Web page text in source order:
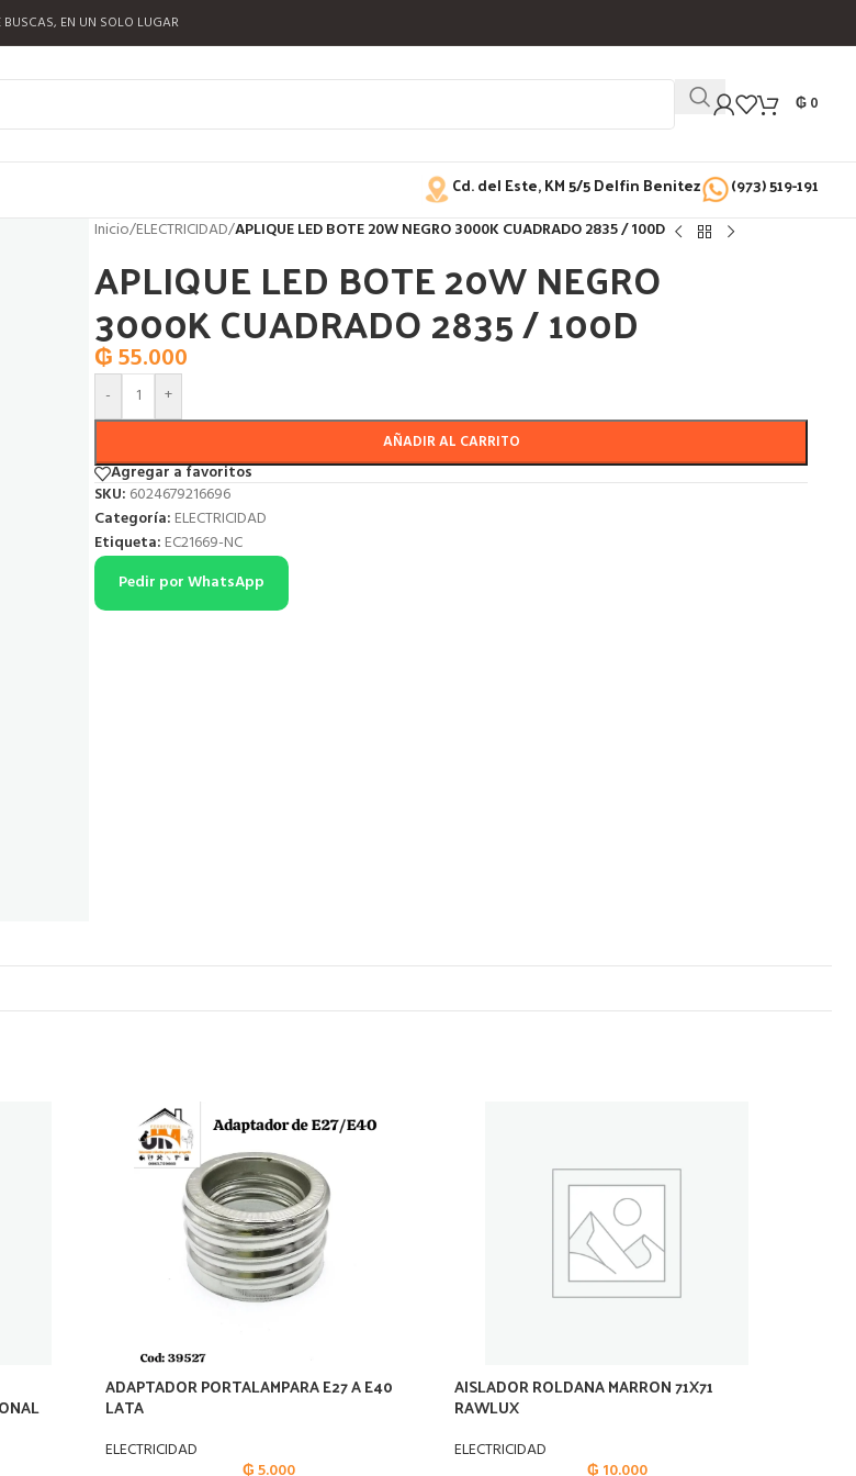
EN UN SOLO LUGAR
₲0
Cd. del Este, KM 5/5 Delfin Benitez (973) 519-191
Inicio/ELECTRICIDAD/APLIQUE LED BOTE 20W NEGRO 3000K CUADRADO 2835 / 100D
APLIQUE LED BOTE 20W NEGRO
3000K CUADRADO 2835 / 100D
₲55.000
- +
AÑADIR AL CARRITO
Agregar a favoritos
SKU: 6024679216696
Categoría: ELECTRICIDAD
Etiqueta: EC21669-NC
Pedir por WhatsApp
ADAPTADOR PORTALAMPARA E27 A E40
LATA
ELECTRICIDAD
AISLADOR ROLDANA MARRON 71X71
RAWLUX
ELECTRICIDAD